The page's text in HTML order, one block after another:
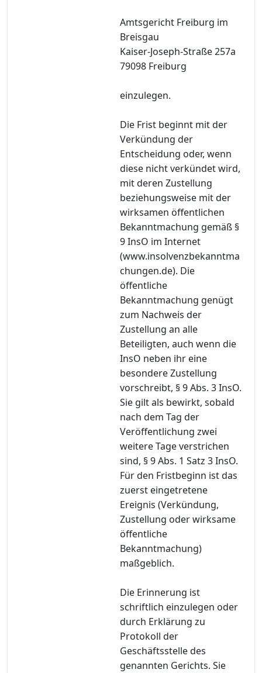
Amtsgericht Freiburg im
Breisgau
Kaiser-Joseph-Straße 257a
79098 Freiburg
einzulegen.
Die Frist beginnt mit der
Verkündung der
Entscheidung oder, wenn
diese nicht verkündet wird,
mit deren Zustellung
beziehungsweise mit der
wirksamen öffentlichen
Bekanntmachung gemäß §
9 InsO im Internet
(www.insolvenzbekanntma
chungen.de). Die
öffentliche
Bekanntmachung genügt
zum Nachweis der
Zustellung an alle
Beteiligten, auch wenn die
InsO neben ihr eine
besondere Zustellung
vorschreibt, § 9 Abs. 3 InsO.
Sie gilt als bewirkt, sobald
nach dem Tag der
Veröffentlichung zwei
weitere Tage verstrichen
sind, § 9 Abs. 1 Satz 3 InsO.
Für den Fristbeginn ist das
zuerst eingetretene
Ereignis (Verkündung,
Zustellung oder wirksame
öffentliche
Bekanntmachung)
maßgeblich.
Die Erinnerung ist
schriftlich einzulegen oder
durch Erklärung zu
Protokoll der
Geschäftsstelle des
genannten Gerichts. Sie